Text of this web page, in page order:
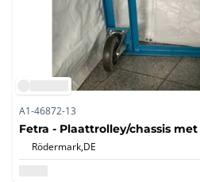
A1-46872-13
Fetra - Plaattrolley/chassis
Rödermark,DE